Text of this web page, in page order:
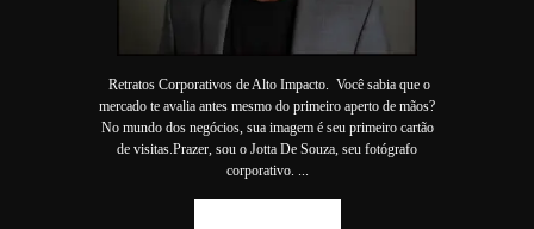
Retratos Corporativos de Alto Impacto. Você sabia que o
mercado te avalia antes mesmo do primeiro aperto de mãos?
No mundo dos negócios, sua imagem é seu primeiro cartão
de visitas.Prazer, sou o Jotta De Souza, seu fotógrafo
corporativo. ...